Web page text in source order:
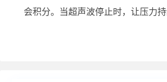
会积分。当超声波停止时，让压力